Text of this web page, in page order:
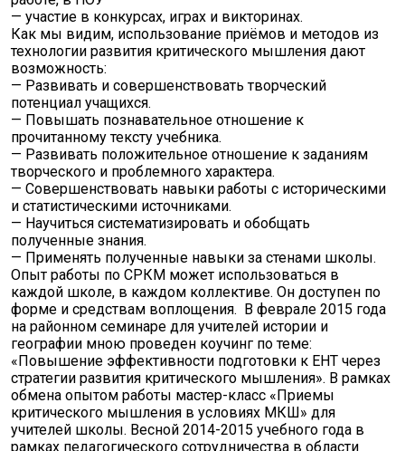
— участие в конкурсах, играх и викторинах.
Как мы видим, использование приёмов и методов из
технологии развития критического мышления дают
возможность:
— Развивать и совершенствовать творческий
потенциал учащихся.
— Повышать познавательное отношение к
прочитанному тексту учебника.
— Развивать положительное отношение к заданиям
творческого и проблемного характера.
— Совершенствовать навыки работы с историческими
и статистическими источниками.
— Научиться систематизировать и обобщать
полученные знания.
— Применять полученные навыки за стенами школы.
Опыт работы по СРКМ может использоваться в
каждой школе, в каждом коллективе. Он доступен по
форме и средствам воплощения. В феврале 2015 года
на районном семинаре для учителей истории и
географии мною проведен коучинг по теме:
«Повышение эффективности подготовки к ЕНТ через
стратегии развития критического мышления». В рамках
обмена опытом работы мастер-класс «Приемы
критического мышления в условиях МКШ» для
учителей школы. Весной 2014-2015 учебного года в
рамках педагогического сотрудничества в области